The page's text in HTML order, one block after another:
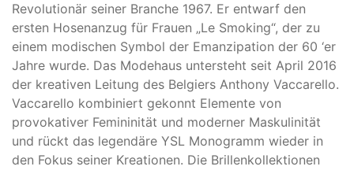
Revolutionär seiner Branche 1967. Er entwarf den
ersten Hosenanzug für Frauen „Le Smoking“, der zu
einem modischen Symbol der Emanzipation der 60 ‘er
Jahre wurde. Das Modehaus untersteht seit April 2016
der kreativen Leitung des Belgiers Anthony Vaccarello.
Vaccarello kombiniert gekonnt Elemente von
provokativer Femininität und moderner Maskulinität
und rückt das legendäre YSL Monogramm wieder in
den Fokus seiner Kreationen. Die Brillenkollektionen